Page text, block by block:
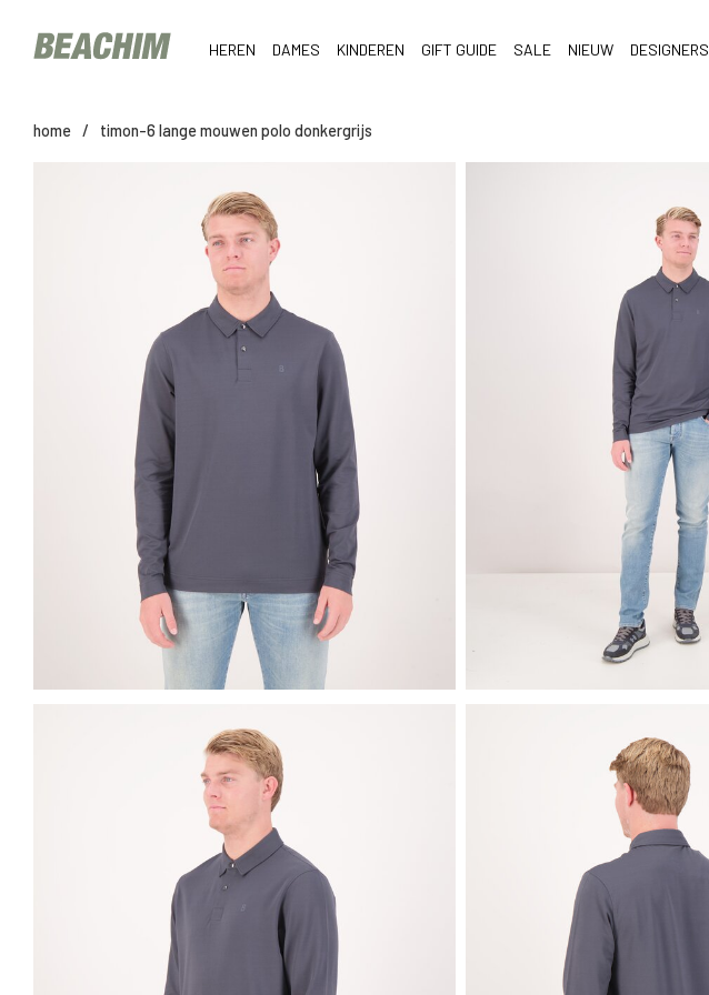
HEREN DAMES KINDEREN GIFT GUIDE SALE NIEUW DESIGNERS
home / timon-6 lange mouwen polo donkergrijs